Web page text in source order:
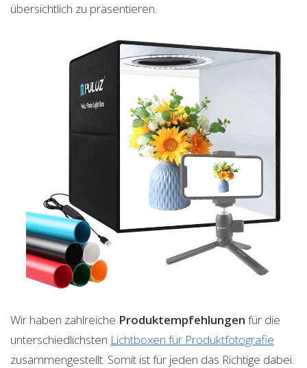
übersichtlich zu präsentieren.
Wir haben zahlreiche Produktempfehlungen für die
unterschiedlichsten Lichtboxen für Produktfotografie
zusammengestellt. Somit ist für jeden das Richtige dabei.